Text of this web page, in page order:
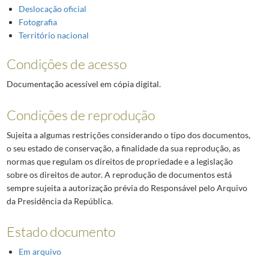
Deslocação oficial
Fotografia
Território nacional
Condições de acesso
Documentação acessível em cópia digital.
Condições de reprodução
Sujeita a algumas restrições considerando o tipo dos documentos,
o seu estado de conservação, a finalidade da sua reprodução, as
normas que regulam os direitos de propriedade e a legislação
sobre os direitos de autor. A reprodução de documentos está
sempre sujeita a autorização prévia do Responsável pelo Arquivo
da Presidência da República.
Estado documento
Em arquivo